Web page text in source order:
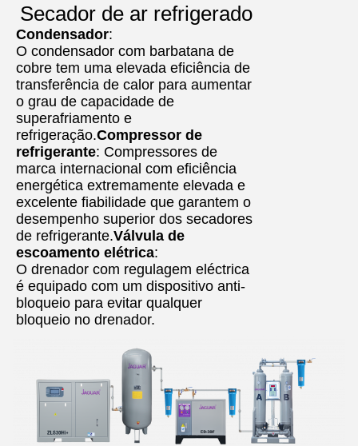
Secador de ar refrigerado
Condensador:
O condensador com barbatana de
cobre tem uma elevada eficiência de
transferência de calor para aumentar
o grau de capacidade de
superafriamento e
refrigeração.Compressor de
refrigerante: Compressores de
marca internacional com eficiência
energética extremamente elevada e
excelente fiabilidade que garantem o
desempenho superior dos secadores
de refrigerante.Válvula de
escoamento elétrica:
O drenador com regulagem eléctrica
é equipado com um dispositivo anti-
bloqueio para evitar qualquer
bloqueio no drenador.